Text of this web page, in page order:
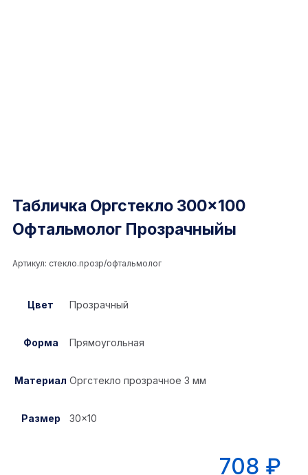
Табличка Оргстекло 300×100
Офтальмолог Прозрачныйы
Артикул: стекло.прозр/офтальмолог
Цвет Прозрачный
Форма Прямоугольная
Материал Оргстекло прозрачное 3 мм
Размер 30×10
708 ₽